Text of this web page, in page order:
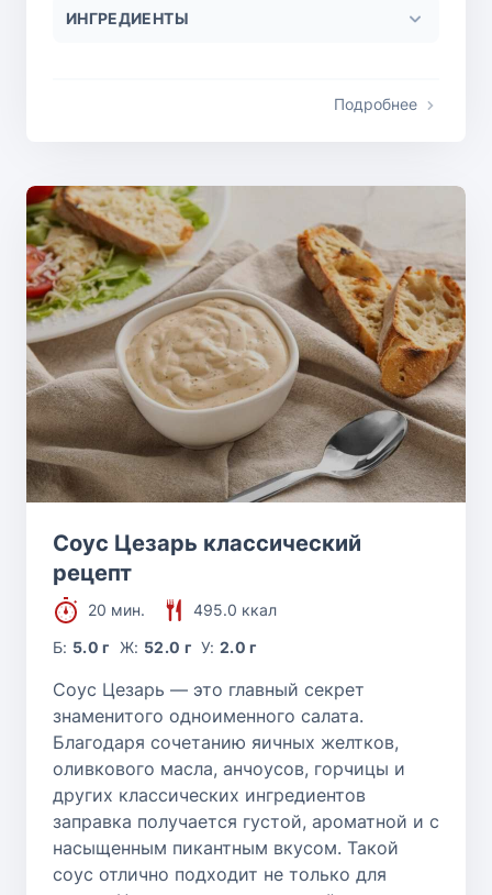
ИНГРЕДИЕНТЫ
Подробнее
Соус Цезарь классический
рецепт
20 мин.
495.0 ккал
Б: 5.0 г Ж: 52.0 г У:2.0 г
Соус Цезарь — это главный секрет
знаменитого одноименного салата.
Благодаря сочетанию яичных желтков,
оливкового масла, анчоусов, горчицы и
других классических ингредиентов
заправка получается густой, ароматной и с
насыщенным пикантным вкусом. Такой
соус отлично подходит не только для